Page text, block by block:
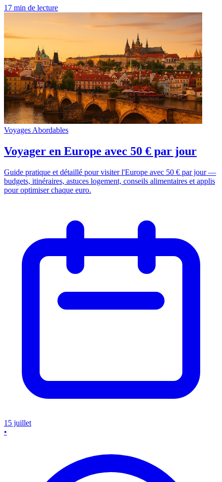
17 min de lecture
Voyages Abordables
Voyager en Europe avec 50 € par jour
Guide pratique et détaillé pour visiter l'Europe avec 50 € par jour —
budgets, itinéraires, astuces logement, conseils alimentaires et applis
pour optimiser chaque euro.
15 juillet
•